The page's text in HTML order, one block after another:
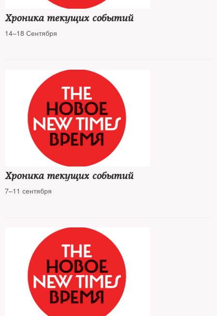
Хроника текущих событий
14–18 Сентября
Хроника текущих событий
7–11 сентября